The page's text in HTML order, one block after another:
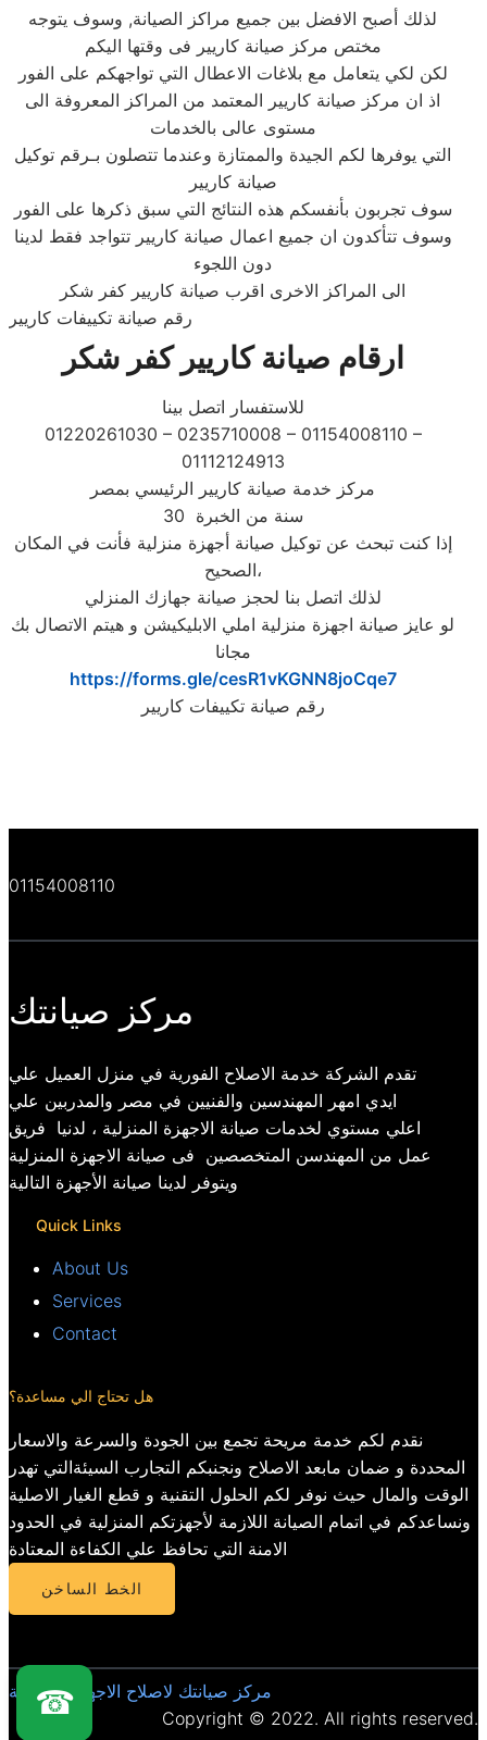
لذلك أصبح الافضل بين جميع مراكز الصيانة, وسوف يتوجه
مختص مركز صيانة كاريير فى وقتها اليكم
لكن لكي يتعامل مع بلاغات الاعطال التي تواجهكم على الفور
اذ ان مركز صيانة كاريير المعتمد من المراكز المعروفة الى
مستوى عالى بالخدمات
التي يوفرها لكم الجيدة والممتازة وعندما تتصلون بـرقم توكيل
صيانة كاريير
سوف تجربون بأنفسكم هذه النتائج التي سبق ذكرها على الفور
وسوف تتأكدون ان جميع اعمال صيانة كاريير تتواجد فقط لدينا
دون اللجوء
الى المراكز الاخرى اقرب صيانة كاريير كفر شكر
رقم صيانة تكييفات كاريير
ارقام صيانة كاريير كفر شكر
للاستفسار اتصل بينا
01220261030 – 0235710008 – 01154008110 –
01112124913
مركز خدمة صيانة كاريير الرئيسي بمصر
30 سنة من الخبرة
إذا كنت تبحث عن توكيل صيانة أجهزة منزلية فأنت في المكان
الصحيح،
لذلك اتصل بنا لحجز صيانة جهازك المنزلي
لو عايز صيانة اجهزة منزلية املي الابليكيشن و هيتم الاتصال بك
مجانا
https://forms.gle/cesR1vKGNN8joCqe7
رقم صيانة تكييفات كاريير
01154008110
مركز صيانتك
تقدم الشركة خدمة الاصلاح الفورية في منزل العميل علي
ايدي امهر المهندسين والفنيين في مصر والمدربين علي
اعلي مستوي لخدمات صيانة الاجهزة المنزلية ، لدنيا فريق
عمل من المهندسن المتخصصين فى صيانة الاجهزة المنزلية
ويتوفر لدينا صيانة الأجهزة التالية
Quick Links
About Us
Services
Contact
هل تحتاج الي مساعدة؟
نقدم لكم خدمة مريحة تجمع بين الجودة والسرعة والاسعار
المحددة و ضمان مابعد الاصلاح ونجنبكم التجارب السيئةالتي تهدر
الوقت والمال حيث نوفر لكم الحلول التقنية و قطع الغيار الاصلية
ونساعدكم في اتمام الصيانة اللازمة لأجهزتكم المنزلية في الحدود
الامنة التي تحافظ علي الكفاءة المعتادة
الخط الساخن
مركز صيانتك لاصلاح الاجهزة المنزلية
Copyright © 2022. All rights reserved.
☎